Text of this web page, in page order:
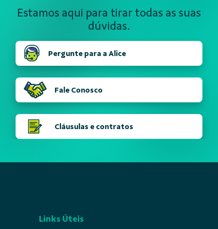
Estamos aqui para tirar todas as suas
dúvidas.
Pergunte para a Alice
Fale Conosco
Cláusulas e contratos
Links Úteis